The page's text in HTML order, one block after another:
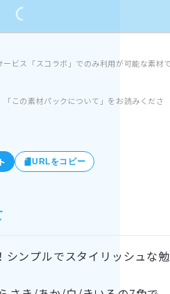
Loading...
ビス「スコラボ」でのみ利用が可能な素材
この素材パックについて」をお読みくださ
URLをコピー
シンプルでスタイリッシュな勉